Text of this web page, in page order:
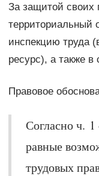
За защитой своих
территориальный
инспекцию труда
ресурс), а также в
Правовое
Согласно ч.
равные
трудовых